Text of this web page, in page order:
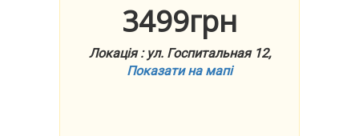
3499грн
Локація : ул. Госпитальная 12,
Показати на мапі